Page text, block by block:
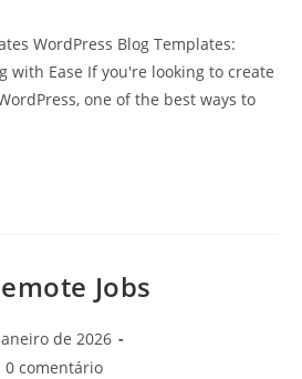
WordPress Blog Templates:
with Ease If you're looking to create
one of the best ways to
Jobs
de 2026
0 comentário